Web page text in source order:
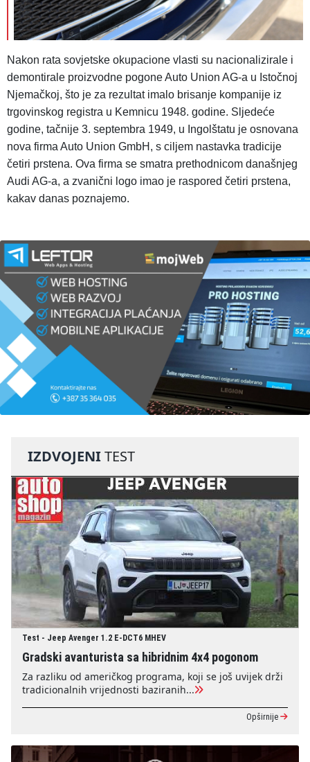
Nakon rata sovjetske okupacione vlasti su nacionalizirale i
demontirale proizvodne pogone Auto Union AG-a u Istočnoj
Njemačkoj, što je za rezultat imalo brisanje kompanije iz
trgovinskog registra u Kemnicu 1948. godine. Sljedeće
godine, tačnije 3. septembra 1949, u Ingolštatu je osnovana
nova firma Auto Union GmbH, s ciljem nastavka tradicije
četiri prstena. Ova firma se smatra prethodnicom današnjeg
Audi AG-a, a zvanični logo imao je raspored četiri prstena,
kakav danas poznajemo.
IZDVOJENITEST
Test - Jeep Avenger 1.2 E-DCT6 MHEV
Gradski avanturista sa hibridnim 4x4 pogonom
Za razliku od američkog programa, koji se još uvijek drži
tradicionalnih vrijednosti baziranih...
Opširnije